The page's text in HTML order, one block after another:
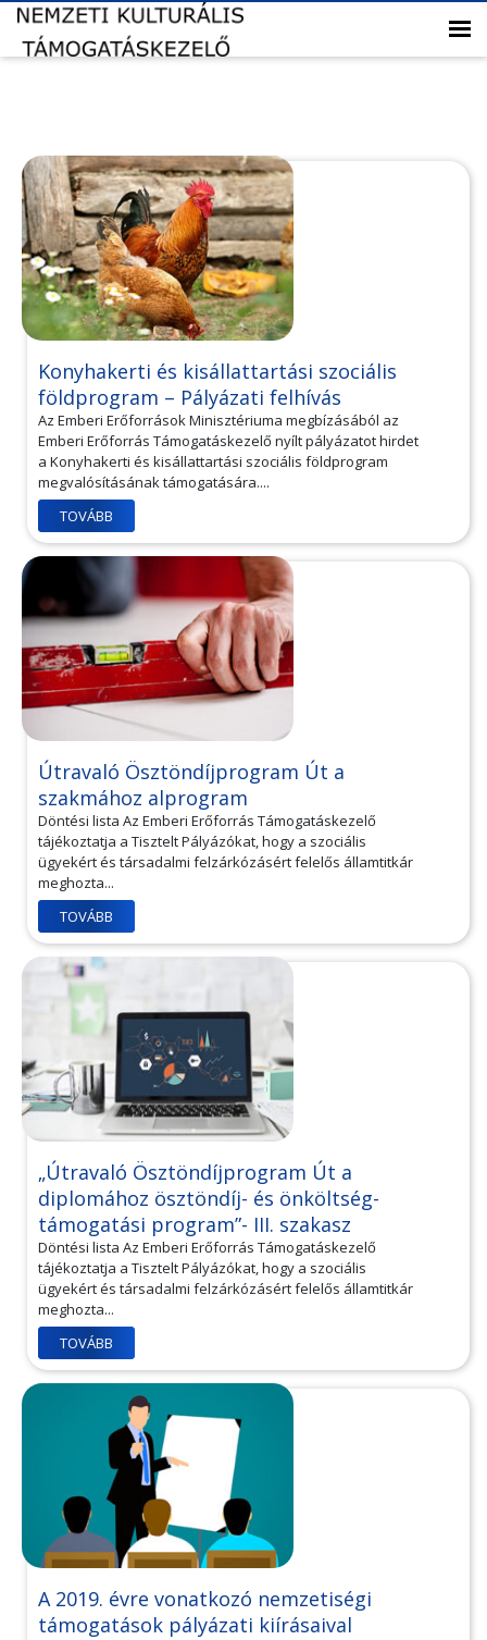
Konyhakerti és kisállattartási szociális
földprogram – Pályázati felhívás
Az Emberi Erőforrások Minisztériuma megbízásából az
Emberi Erőforrás Támogatáskezelő nyílt pályázatot hirdet
a Konyhakerti és kisállattartási szociális földprogram
megvalósításának támogatására....
TOVÁBB
Útravaló Ösztöndíjprogram Út a
szakmához alprogram
Döntési lista Az Emberi Erőforrás Támogatáskezelő
tájékoztatja a Tisztelt Pályázókat, hogy a szociális
ügyekért és társadalmi felzárkózásért felelős államtitkár
meghozta...
TOVÁBB
„Útravaló Ösztöndíjprogram Út a
diplomához ösztöndíj- és önköltség-
támogatási program”- III. szakasz
Döntési lista Az Emberi Erőforrás Támogatáskezelő
tájékoztatja a Tisztelt Pályázókat, hogy a szociális
ügyekért és társadalmi felzárkózásért felelős államtitkár
meghozta...
TOVÁBB
A 2019. évre vonatkozó nemzetiségi
támogatások pályázati kiírásaival